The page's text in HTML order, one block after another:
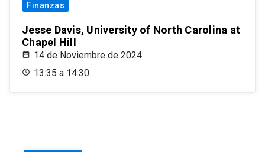
Finanzas
Jesse Davis, University of North Carolina at
Chapel Hill
14 de Noviembre de 2024
13:35 a 14:30